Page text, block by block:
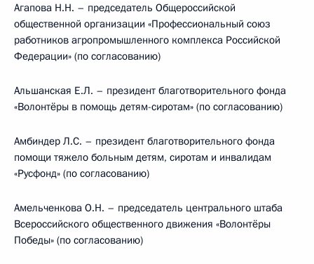
Агапова Н.Н. – председатель Общероссийской
общественной организации «Профессиональный союз
работников агропромышленного комплекса Российской
Федерации» (по согласованию)
Альшанская E.Л. – президент благотворительного фонда
«Волонтёры в помощь детям-сиротам» (по согласованию)
Амбиндер Л.C. – президент благотворительного фонда
помощи тяжело больным детям, сиротам и инвалидам
«Русфонд» (по согласованию)
Амельченкова О.Н. – председатель центрального штаба
Всероссийского общественного движения «Волонтёры
Победы» (по согласованию)